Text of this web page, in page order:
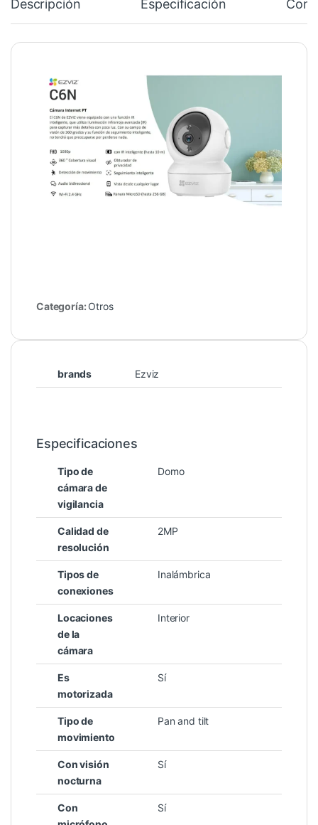
Descripción Especificación
Categoría: Otros
brands Ezviz
Especificaciones
Tipo de
cámara de
vigilancia
Domo
Calidad de
resolución
2MP
Tipos de
conexiones
Inalámbrica
Locaciones
de la
cámara
Interior
Es
motorizada
Sí
Tipo de
movimiento
Pan and tilt
Con visión
nocturna
Sí
Con
Sí